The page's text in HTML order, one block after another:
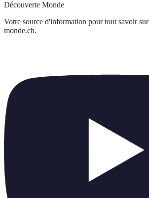
Découverte Monde
Votre source d'information pour tout savoir sur
monde.ch.